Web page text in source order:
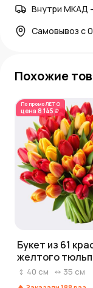
Внутри МКАД
Самовывоз с
Похожие
По промоЛЕТО
цена 8 145 ₽
Букет из 61
желтого
Россия
40 см 35 см